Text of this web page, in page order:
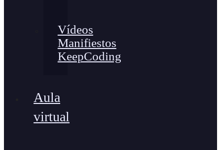
Vídeos
Manifiestos
KeepCoding
Aula
virtual